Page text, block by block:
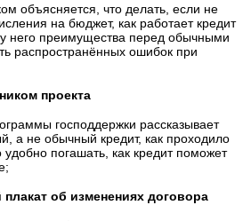
объясняется, что делать, если не
на бюджет, как работает кредит
у него преимущества перед обычными
распространённых ошибок при
проекта
господдержки рассказывает
а не обычный кредит, как проходило
погашать, как кредит поможет
об изменениях договора